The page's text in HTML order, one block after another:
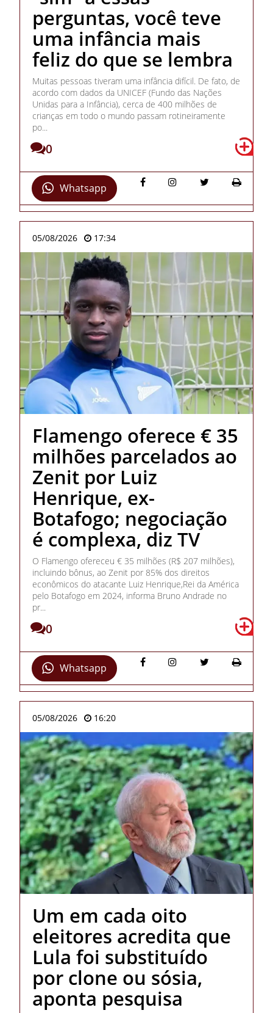
perguntas, você teve
uma infância mais
feliz do que se lembra
Muitas pessoas tiveram uma infância difícil. De fato, de
acordo com dados da UNICEF (Fundo das Nações
Unidas para a Infância), cerca de 400 milhões de
crianças em todo o mundo passam rotineiramente
po...
0
Whatsapp
05/08/2026 17:34
Flamengo oferece € 35
milhões parcelados ao
Zenit por Luiz
Henrique, ex-
Botafogo; negociação
é complexa, diz TV
O Flamengo ofereceu € 35 milhões (R$ 207 milhões),
incluindo bônus, ao Zenit por 85% dos direitos
econômicos do atacante Luiz Henrique,Rei da América
pelo Botafogo em 2024, informa Bruno Andrade no
pr...
0
Whatsapp
05/08/2026 16:20
Um em cada oito
eleitores acredita que
Lula foi substituído
por clone ou sósia,
aponta pesquisa